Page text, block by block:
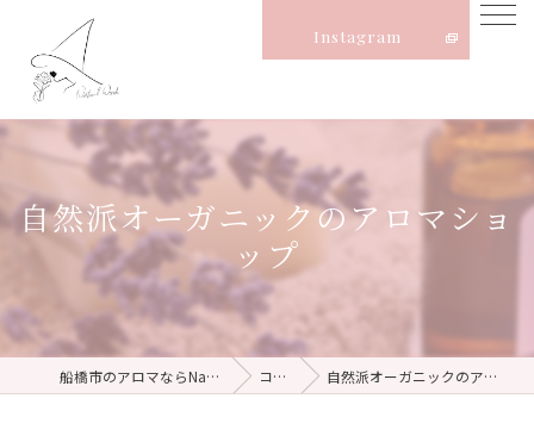
Instagram
自然派オーガニックのアロマショ
ップ
船橋市のアロマならNatural Witch コラム 自然派オーガニックのアロマショップ